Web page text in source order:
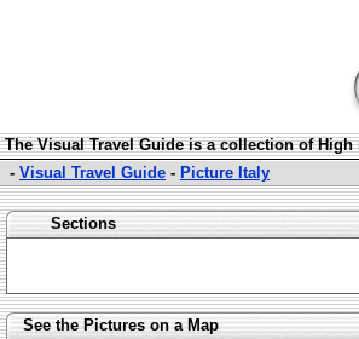
The Visual Travel Guide is a collection of
- Visual Travel Guide - Picture Italy
Sections
See the Pictures on a Map